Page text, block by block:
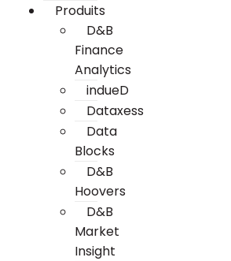
Produits
D&B
Finance
Analytics
indueD
Dataxess
Data
Blocks
D&B
Hoovers
D&B
Market
Insight